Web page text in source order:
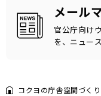
メール
官公庁向け
を、ニュー
コクヨの庁舎空間づくり